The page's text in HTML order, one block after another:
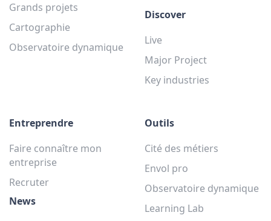
Grands projets
Cartographie
Observatoire dynamique
Discover
Live
Major Project
Key industries
Entreprendre
Faire connaître mon
entreprise
Recruter
News
Outils
Cité des métiers
Envol pro
Observatoire dynamique
Learning Lab